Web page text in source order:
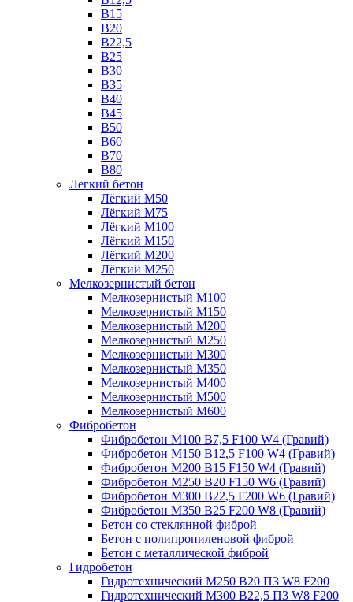
B15
B20
В22,5
В25
B30
В35
B40
В45
B50
B60
B70
B80
Легкий бетон
Лёгкий М50
Лёгкий М75
Лёгкий М100
Лёгкий М150
Лёгкий М200
Лёгкий М250
Мелкозернистый бетон
Мелкозернистый М100
Мелкозернистый М150
Мелкозернистый М200
Мелкозернистый М250
Мелкозернистый М300
Мелкозернистый М350
Мелкозернистый М400
Мелкозернистый М500
Мелкозернистый М600
Фибробетон
Фибробетон М100 B7,5 F100 W4 (Гравий)
Фибробетон М150 B12,5 F100 W4 (Гравий)
Фибробетон М200 B15 F150 W4 (Гравий)
Фибробетон М250 B20 F150 W6 (Гравий)
Фибробетон М300 B22,5 F200 W6 (Гравий)
Фибробетон М350 B25 F200 W8 (Гравий)
Бетон со стеклянной фиброй
Бетон с полипропиленовой фиброй
Бетон с металлической фиброй
Гидробетон
Гидротехнический М250 B20 П3 W8 F200
Гидротехнический М300 B22,5 П3 W8 F200